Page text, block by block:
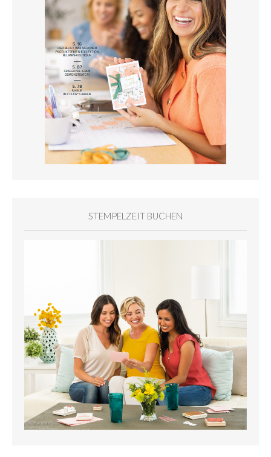
STEMPELZEIT BUCHEN